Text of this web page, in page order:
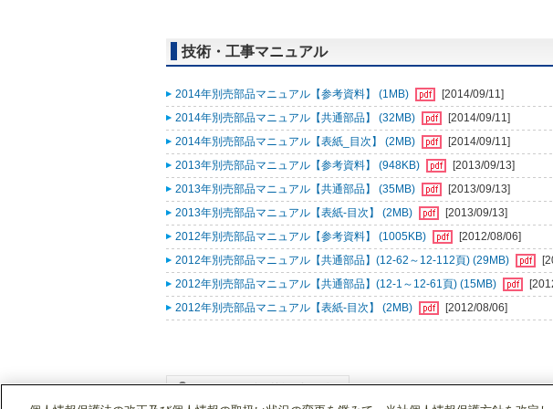
技術・工事マニュアル
2014年別売部品マニュアル【参考資料】 (1MB)
[2014/09/11]
2014年別売部品マニュアル【共通部品】 (32MB)
[2014/09/11]
2014年別売部品マニュアル【表紙_目次】 (2MB)
[2014/09/11]
2013年別売部品マニュアル【参考資料】 (948KB)
[2013/09/13]
2013年別売部品マニュアル【共通部品】 (35MB)
[2013/09/13]
2013年別売部品マニュアル【表紙-目次】 (2MB)
[2013/09/13]
2012年別売部品マニュアル【参考資料】 (1005KB)
[2012/08/06]
2012年別売部品マニュアル【共通部品】(12-62～12-112頁) (29MB)
2012年別売部品マニュアル【共通部品】(12-1～12-61頁) (15MB)
2012年別売部品マニュアル【表紙-目次】 (2MB)
[2012/08/06]